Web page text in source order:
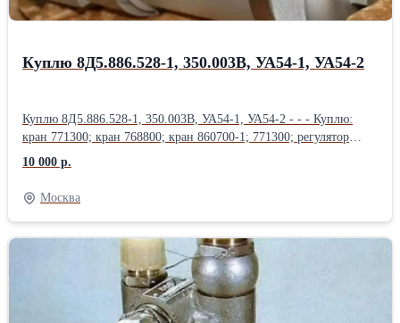
Блок усилителей сервопривода БУС-58;
Куплю 8Д5.886.528-1, 350.003В, УА54-1, УА54-2
Куплю 8Д5.886.528-1, 350.003В, УА54-1, УА54-2 - - - Куплю:
кран 771300; кран 768800; кран 860700-1; 771300; регулятор
881200-2; датчик УА54-1; датчик УА54-2; Клапан 1890А-2Т;
Куплю: Заправочный агрегат 583900; Кран масляный 768800;
Клапан зарядный 800600-1; Куплю: Кран перелива топлива
860700-1; Топливный регулятор 881200-2; датчик П-77 вар. 2;
датчик ДПС; дачик УА54-1; датчик УА54-2; Куплю: Блок
сигнализации УСБ-М; Насос Э26Г; 8Д5.886.528-01; Кран
перекрывной 771300; 8д2.966.037-2; Куплю: Н5810-820; СП-70;
8д2.966.038-2; 350.003В; 8д5.886.528-1; 8д2.966.022-7; свечи
СП-06ВП3; СП-51; СПН4-3Т; Куплю: 8д2.966.037-2 и зип к ним;
фильтр 8д2.966.038-2 и зип к ним; фильтроэлемент 8д2.966.034-
10 000 р.
Москва